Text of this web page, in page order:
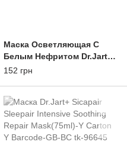
Маска Осветляющая С
Белым Нефритом Dr.Jart+
V7 Brightening Mask 1шт
152 грн